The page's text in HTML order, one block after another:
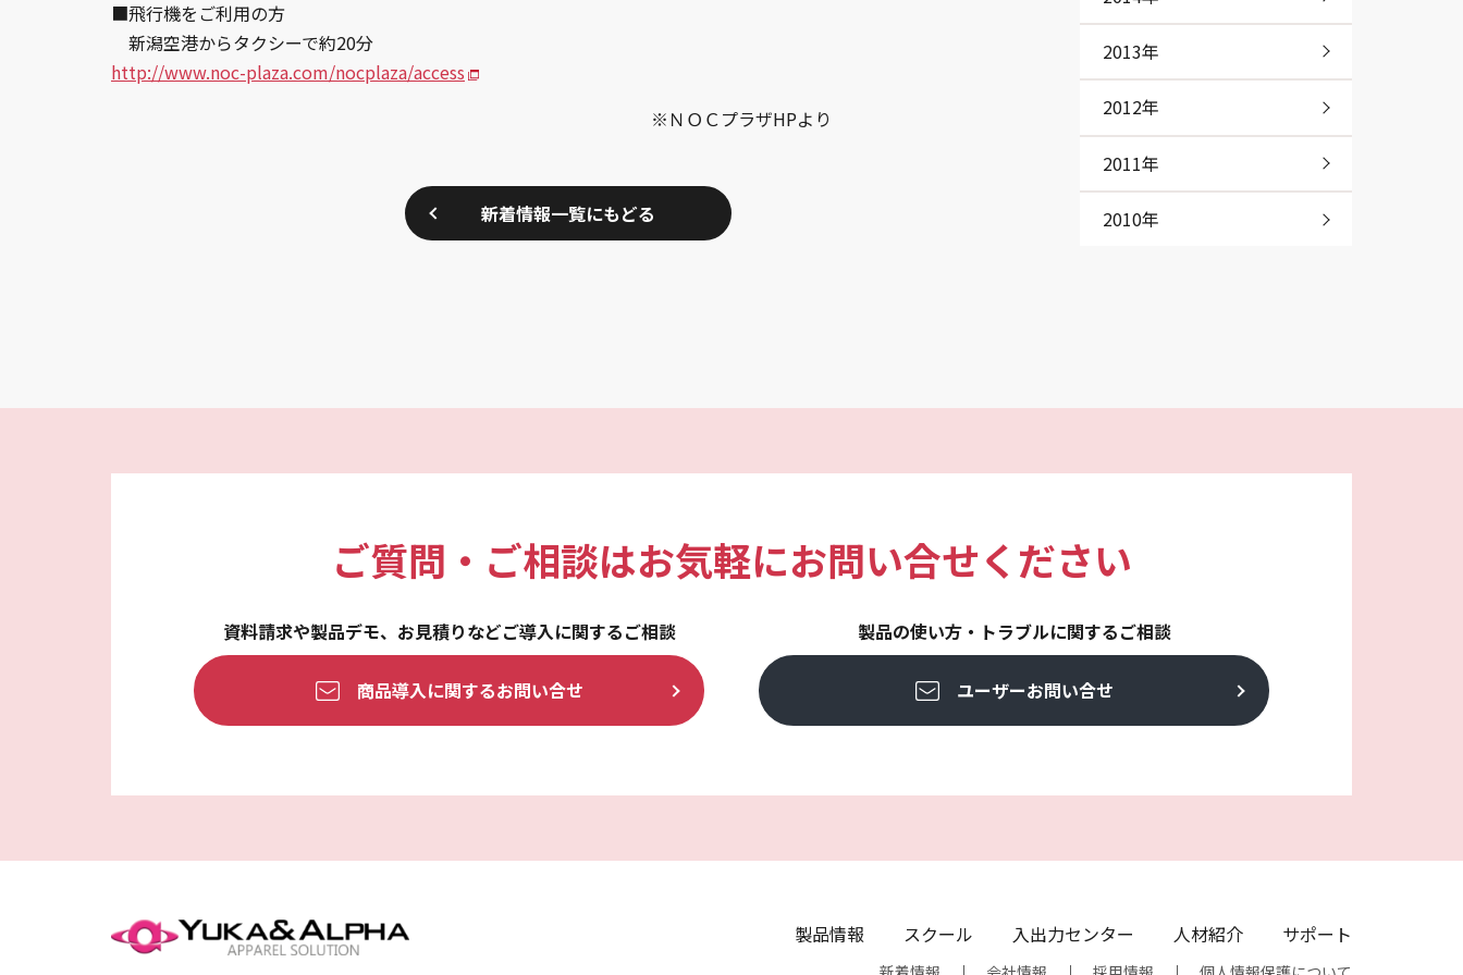
■飛行機をご利用の方
新潟空港からタクシーで約20分
http://www.noc-plaza.com/nocplaza/access
※ＮＯＣプラザHPより
新着情報一覧にもどる
2013年
2012年
2011年
2010年
ご質問・ご相談はお気軽にお問い合せください
資料請求や製品デモ、 お見積りなどご導入に関するご相談
商品導入に関するお問い合せ
製品の使い方・トラブルに関するご相談
ユーザーお問い合せ
製品情報 スクール 入出力センター 人材紹介 サポート